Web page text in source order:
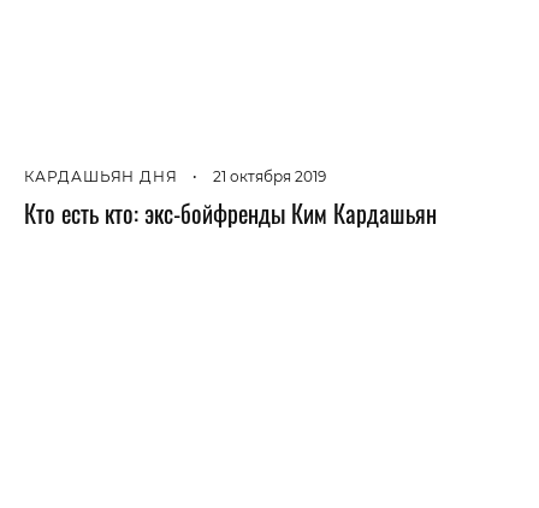
КАРДАШЬЯН ДНЯ • 21 октября 2019
Кто есть кто: экс-бойфренды Ким Кардашьян